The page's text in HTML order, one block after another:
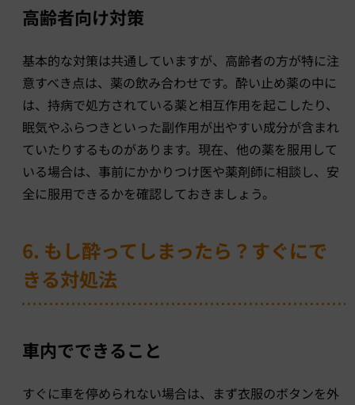
高齢者向け対策
基本的な対策は共通していますが、高齢者の方が特に注
意すべき点は、薬の飲み合わせです。酔い止め薬の中に
は、持病で処方されている薬と相互作用を起こしたり、
眠気やふらつきといった副作用が出やすい成分が含まれ
ていたりするものがあります。現在、他の薬を服用して
いる場合は、事前にかかりつけ医や薬剤師に相談し、安
全に服用できるかを確認しておきましょう。
6. もし酔ってしまったら？すぐにで
きる対処法
車内でできること
すぐに車を停められない場合は、まず衣服のボタンを外